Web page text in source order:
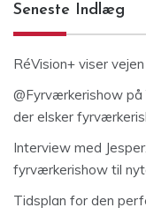
Seneste Indlæg
RéVision+ viser
@Fyrværkerishow på
der elsker
Interview med
fyrværkerishow til
Tidsplan for den